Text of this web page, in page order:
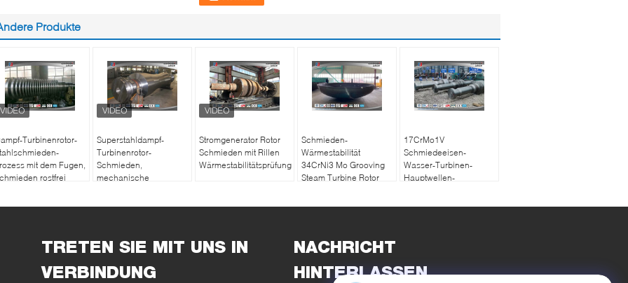
Produkte
Turbinenrotor-
mit dem Fugen,
rostfrei
Superstahldampf-
Turbinenrotor-
Schmieden,
mechanische
Stromgenerator Rotor
Schmieden mit Rillen
Wärmestabilitätsprüfung
Schmieden-
Wärmestabilität
34CrNi3 Mo Grooving
Steam Turbine Rotor
17CrMo1V
Schmiedeeisen-
Wasser-Turbinen-
Hauptwellen-
TRETEN SIE MIT UNS IN
VERBINDUNG
NACHRICHT
HINTERLASSEN